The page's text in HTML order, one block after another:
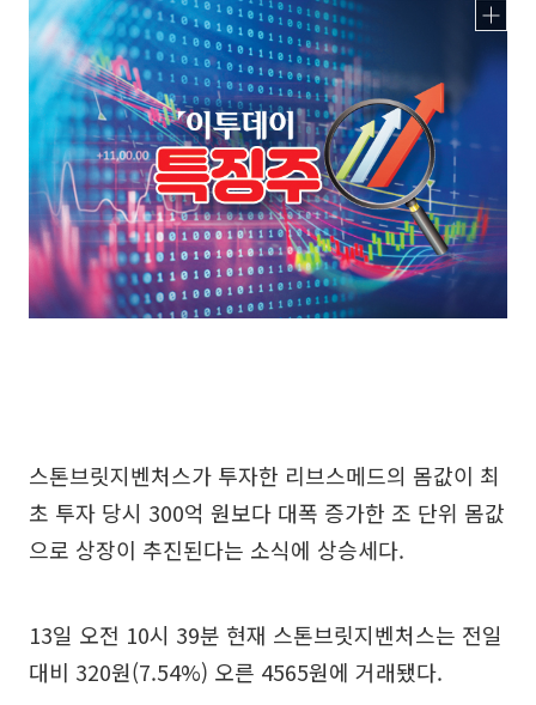
스톤브릿지벤처스가 투자한 리브스메드의 몸값이 최
초 투자 당시 300억 원보다 대폭 증가한 조 단위 몸값
으로 상장이 추진된다는 소식에 상승세다.
13일 오전 10시 39분 현재 스톤브릿지벤처스는 전일
대비 320원(7.54%) 오른 4565원에 거래됐다.